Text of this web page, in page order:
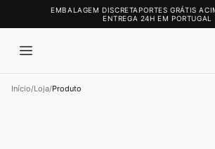
EMBALAGEM DISCRETAPORTES GRÁTIS
ENTREGA 24H EM PORTUGAL
Início/Loja/Produto